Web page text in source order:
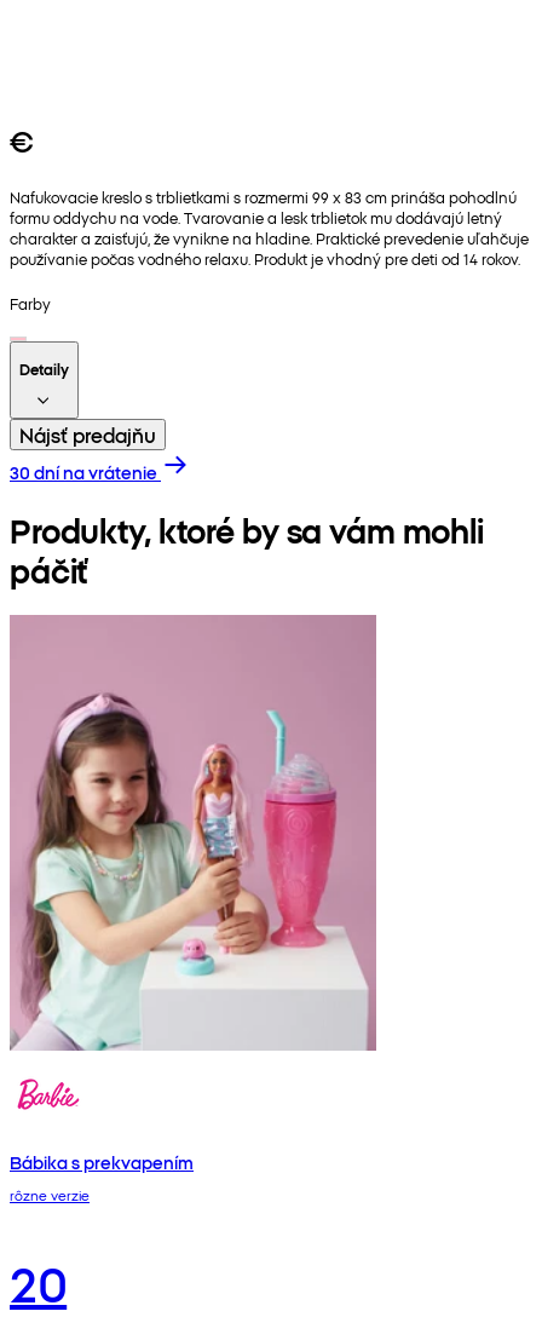
€
Nafukovacie kreslo s trblietkami s rozmermi 99 x 83 cm prináša pohodlnú
formu oddychu na vode. Tvarovanie a lesk trblietok mu dodávajú letný
charakter a zaisťujú, že vynikne na hladine. Praktické prevedenie uľahčuje
používanie počas vodného relaxu. Produkt je vhodný pre deti od 14 rokov.
Farby
Detaily
Nájsť predajňu
30 dní na vrátenie
Produkty, ktoré by sa vám mohli
páčiť
Bábika s prekvapením
rôzne verzie
20